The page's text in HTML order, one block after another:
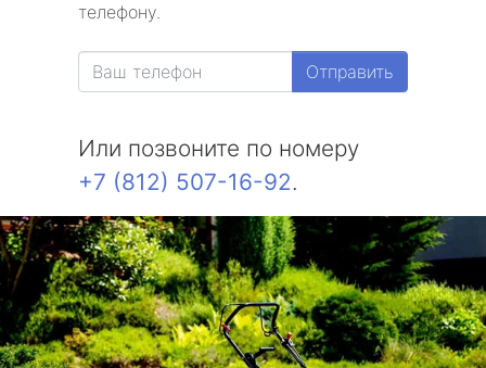
телефону.
Отправить
Или позвоните по номеру
+7 (812) 507-16-92.